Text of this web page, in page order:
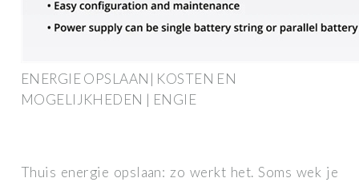
ENERGIE OPSLAAN| KOSTEN EN
MOGELIJKHEDEN | ENGIE
Thuis energie opslaan: zo werkt het. Soms wek je